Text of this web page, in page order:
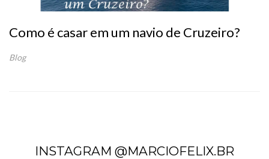
Como é casar em um navio de Cruzeiro?
Blog
INSTAGRAM @MARCIOFELIX.BR